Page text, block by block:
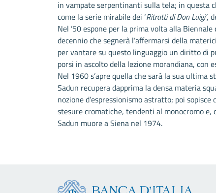
in vampate serpentinanti sulla tela; in questa
come la serie mirabile dei ‘Ritratti di Don Luigi’,
Nel ’50 espone per la prima volta alla
decennio che segnerà l’affermarsi della
per vantare su questo linguaggio un diritto di
porsi in ascolto della lezione morandiana, con
Nel 1960 s’apre quella che sarà la sua ultima
Sadun recupera dapprima la densa materia
nozione d’espressionismo astratto; poi
stesure cromatiche, tendenti al monocromo e,
Sadun muore a Siena nel 1974.